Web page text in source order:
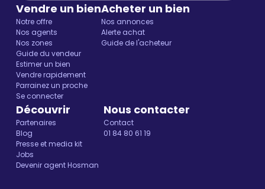
Vendre un bien
Notre offre
Nos agents
Nos zones
Guide du vendeur
Estimer un bien
Vendre rapidement
Parrainez un proche
Se connecter
Acheter un bien
Nos annonces
Alerte achat
Guide de l'acheteur
Découvrir
Partenaires
Blog
Presse et media kit
Jobs
Devenir agent Hosman
Nous contacter
Contact
01 84 80 61 19